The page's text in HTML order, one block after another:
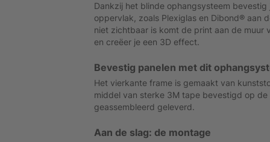
Dankzij het blinde ophangsysteem
oppervlak, zoals Plexiglas en Dibond® aan
niet zichtbaar is komt de print aan de muur
en creëer je een 3D effect.
Bevestig panelen met dit
Het vierkante frame is gemaakt van
middel van sterke 3M tape bevestigd op
geassembleerd geleverd.
Aan de slag: de montage